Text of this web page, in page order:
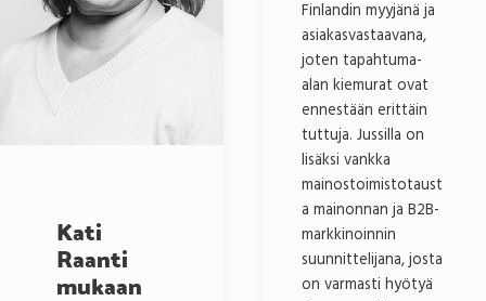
Finlandin myyjänä ja
asiakasvastaavana,
joten tapahtuma-
alan kiemurat ovat
ennestään erittäin
tuttuja. Jussilla on
lisäksi vankka
mainostoimistotaust
a mainonnan ja B2B-
markkinoinnin
suunnittelijana, josta
on varmasti hyötyä
Kati
Raanti
mukaan